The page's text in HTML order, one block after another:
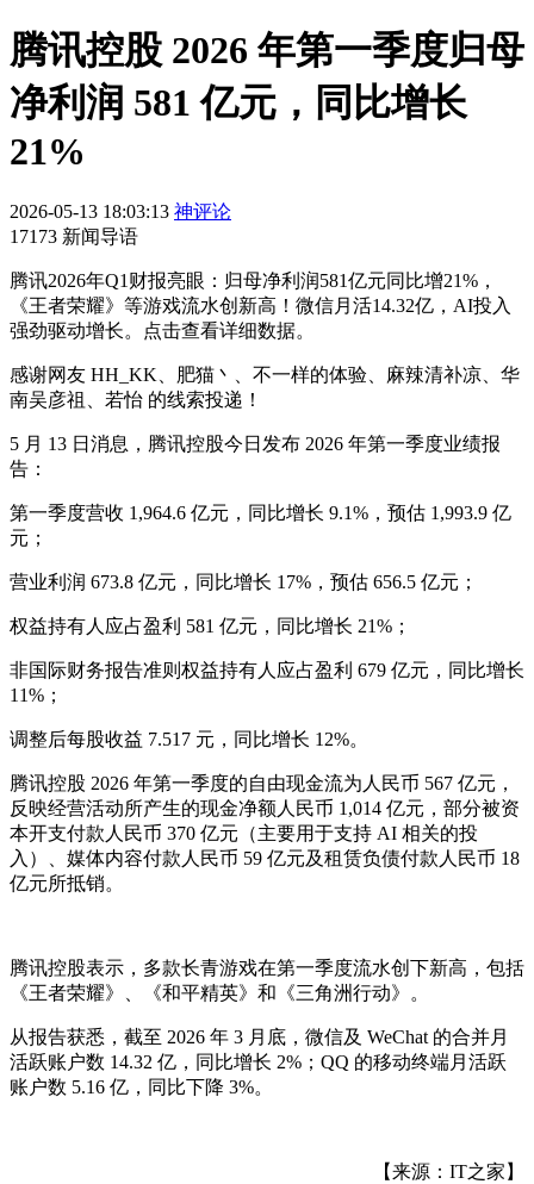
腾讯控股 2026 年第一季度归母
净利润 581 亿元，同比增长
21%
2026-05-13 18:03:13 神评论
17173 新闻导语
腾讯2026年Q1财报亮眼：归母净利润581亿元同比增21%，
《王者荣耀》等游戏流水创新高！微信月活14.32亿，AI投入
强劲驱动增长。点击查看详细数据。
感谢网友 HH_KK、肥猫丶、不一样的体验、麻辣清补凉、华
南吴彦祖、若怡 的线索投递！
5 月 13 日消息，腾讯控股今日发布 2026 年第一季度业绩报
告：
第一季度营收 1,964.6 亿元，同比增长 9.1%，预估 1,993.9 亿
元；
营业利润 673.8 亿元，同比增长 17%，预估 656.5 亿元；
权益持有人应占盈利 581 亿元，同比增长 21%；
非国际财务报告准则权益持有人应占盈利 679 亿元，同比增长
11%；
调整后每股收益 7.517 元，同比增长 12%。
腾讯控股 2026 年第一季度的自由现金流为人民币 567 亿元，
反映经营活动所产生的现金净额人民币 1,014 亿元，部分被资
本开支付款人民币 370 亿元（主要用于支持 AI 相关的投
入）、媒体内容付款人民币 59 亿元及租赁负债付款人民币 18
亿元所抵销。
腾讯控股表示，多款长青游戏在第一季度流水创下新高，包括
《王者荣耀》、《和平精英》和《三角洲行动》。
从报告获悉，截至 2026 年 3 月底，微信及 WeChat 的合并月
活跃账户数 14.32 亿，同比增长 2%；QQ 的移动终端月活跃
账户数 5.16 亿，同比下降 3%。
【来源：IT之家】